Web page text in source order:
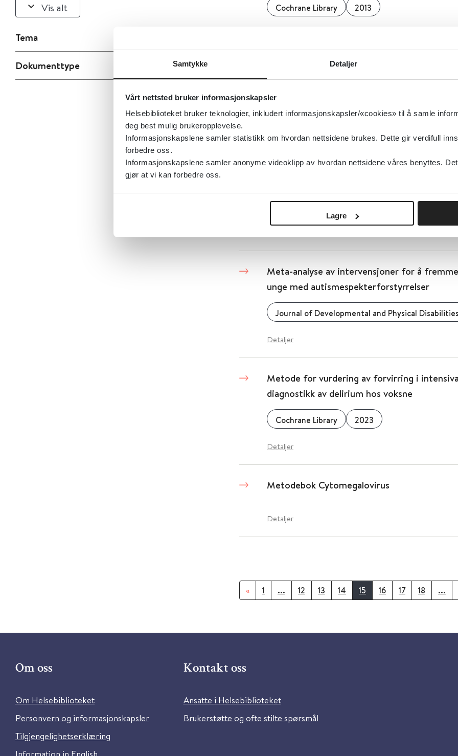
Samtykke Detaljer
Vårt nettsted bruker informasjonskapsler
Helsebiblioteket bruker teknologier, inkludert informasjonskapsler/«cookies» til å samle
deg best mulig brukeropplevelse.
Informasjonskapslene samler statistikk om hvordan nettsidene brukes. Dette gir verdifull
forbedre oss.
Informasjonskapslene samler anonyme videoklipp av hvordan nettsidene våres benyttes.
gjør at vi kan forbedre oss.
Lagre
Vis alt
Tema
Dokumenttype
Cochrane Library 2013
Metadon - faktaark
Store medisinske leksikon
Metallprotein-fortynnende forbindelser i
Meta-analyse av intervensjoner for å
unge med autismespekterforstyrrelser
Journal of Developmental and Physical
Detaljer
Metode for vurdering av forvirring i
diagnostikk av delirium hos voksne
Cochrane Library 2023
Detaljer
Metodebok Cytomegalovirus
Detaljer
« 1 ... 12 13 14 15 16 17 18 ...
Om oss
Om Helsebiblioteket
Personvern og informasjonskapsler
Tilgjengelighetserklæring
Kontakt oss
Ansatte i Helsebiblioteket
Brukerstøtte og ofte stilte spørsmål